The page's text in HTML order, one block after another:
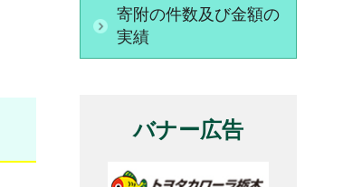
寄附の件数及び金額の
実績
バナー広告